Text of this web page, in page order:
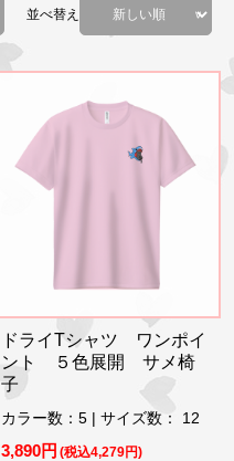
並べ替え
ドライTシャツ ワンポイ
ント ５色展開 サメ椅
子
カラー数：5 | サイズ数： 12
3,890円 (税込4,279円)